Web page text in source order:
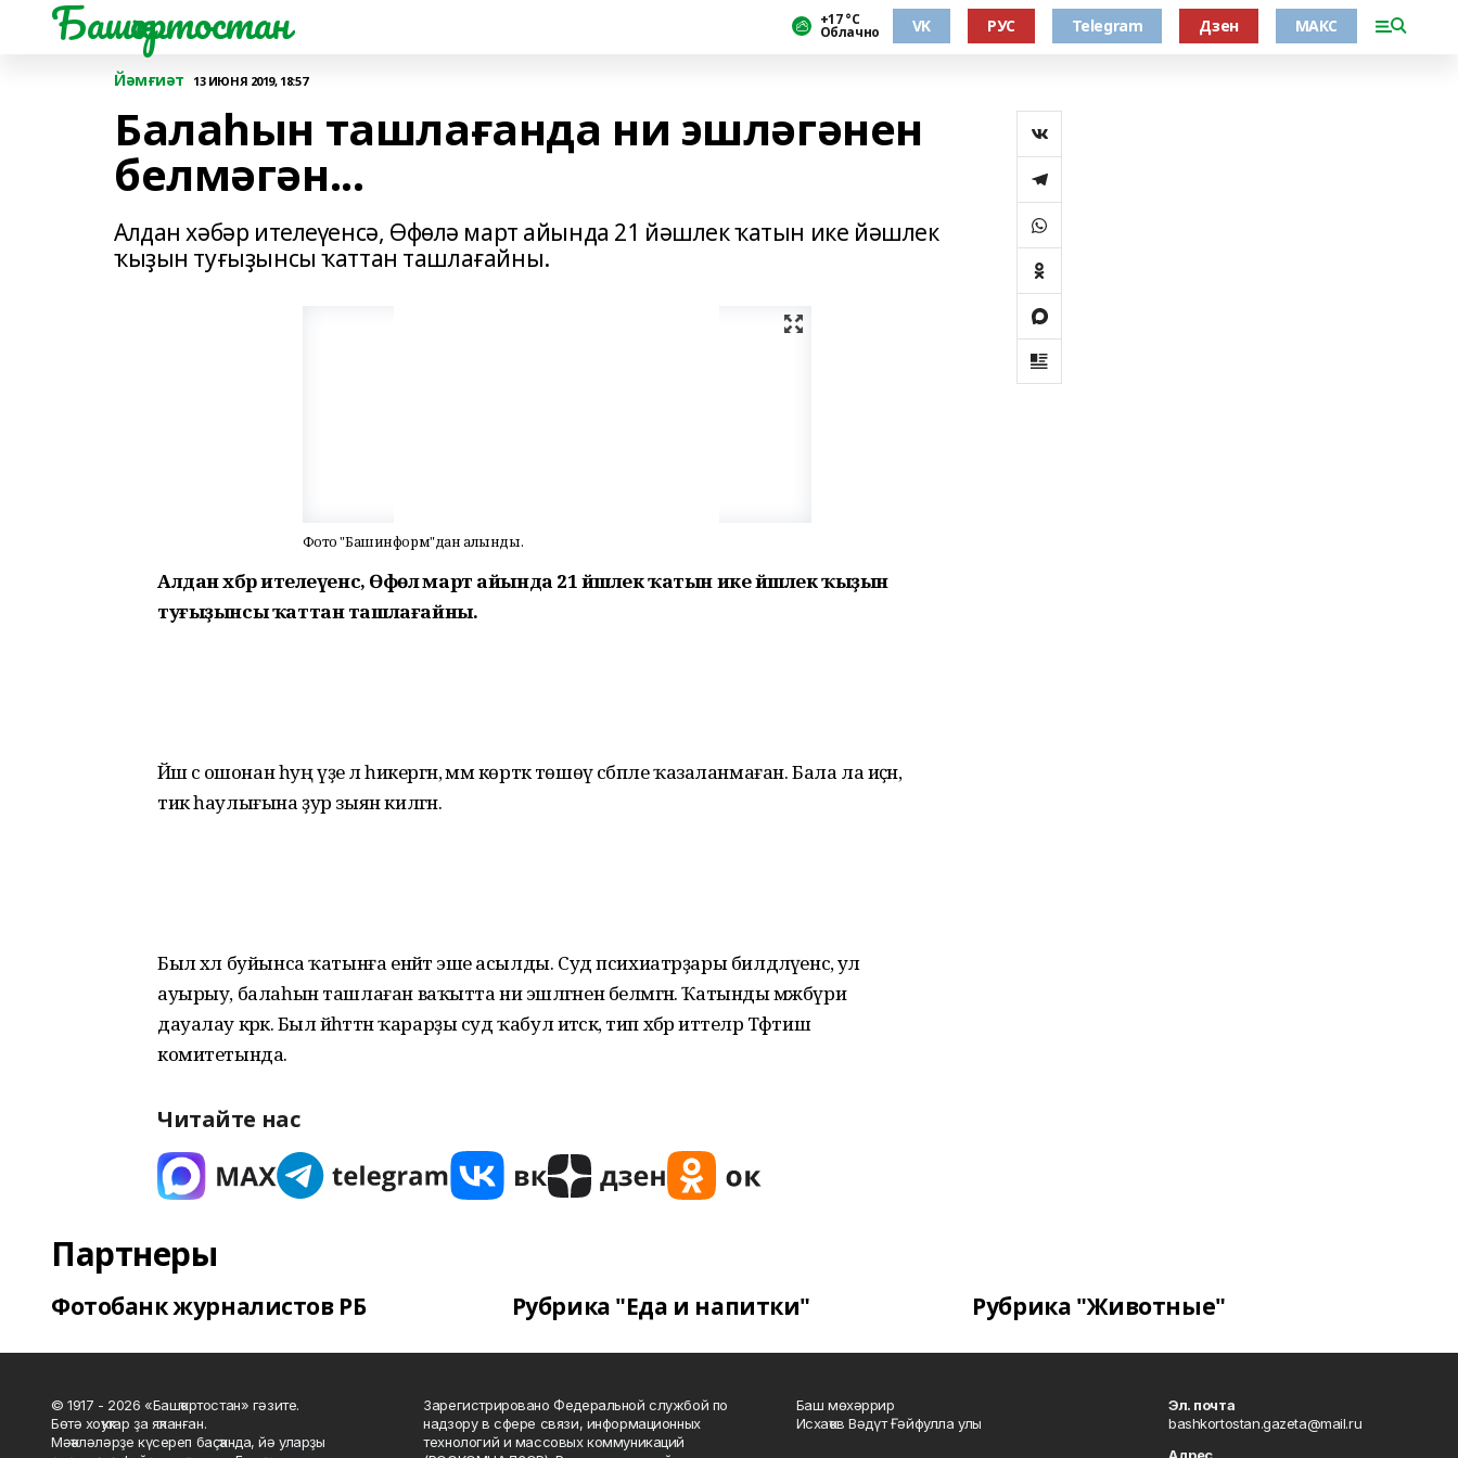
Башҡортостан +17 °С
Облачно VK РУС Telegram Дзен МАКС
Йәмғиәт 13 ИЮНЯ 2019, 18:57
Балаһын ташлағанда ни эшләгәнен
белмәгән...
Алдан хәбәр ителеүенсә, Өфөлә март айында 21 йәшлек ҡатын ике йәшлек
ҡыҙын туғыҙынсы ҡаттан ташлағайны.
Фото "Башинформ"дан алынды.
Алдан хәбәр ителеүенсә, Өфөлә март айында 21 йәшлек ҡатын ике йәшлек ҡыҙын
туғыҙынсы ҡаттан ташлағайны.
Йәш әсә ошонан һуң үҙе лә һикергән, әммә көрткә төшөү сәбәпле ҡазаланмаған. Бала ла иҫән,
тик һаулығына ҙур зыян килгән.
Был хәл буйынса ҡатынға енәйәт эше асылды. Суд психиатрҙары билдәләүенсә, ул
ауырыу, балаһын ташлаған ваҡытта ни эшләгәнен белмәгән. Ҡатынды мәжбүри
дауалау кәрәк. Был йәһәттән ҡарарҙы суд ҡабул итәсәк, тип хәбәр иттеләр Тәфтиш
комитетында.
Читайте нас
Партнеры
Фотобанк журналистов РБ Рубрика "Еда и напитки" Рубрика "Животные"
© 1917 - 2026 «Башҡортостан» гәзите.
Бөтә хоҡуҡтар ҙа яҡланған.
Мәҡәләләрҙе күсереп баҫҡанда, йә уларҙы
Зарегистрировано Федеральной службой по
надзору в сфере связи, информационных
технологий и массовых коммуникаций
Баш мөхәррир
Исхаҡов Вәдүт Ғәйфулла улы
Эл. почта
bashkortostan.gazeta@mail.ru